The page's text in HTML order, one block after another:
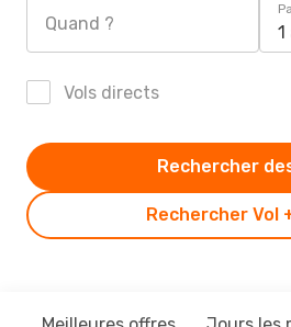
Quand ?
Vols directs
Rechercher Vol
Rechercher